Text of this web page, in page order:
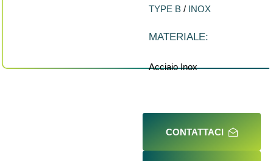
TYPE B / INOX
MATERIALE:
Acciaio Inox
CONTATTACI